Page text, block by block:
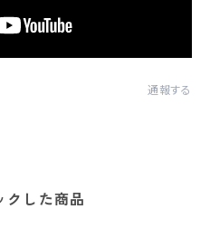
通報する
クした商品